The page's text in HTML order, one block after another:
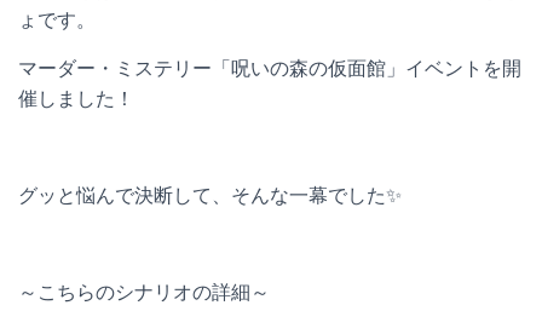
ょです。
マーダー・ミステリー「呪いの森の仮面館」イベントを開
催しました！
グッと悩んで決断して、そんな一幕でした✨
～こちらのシナリオの詳細～